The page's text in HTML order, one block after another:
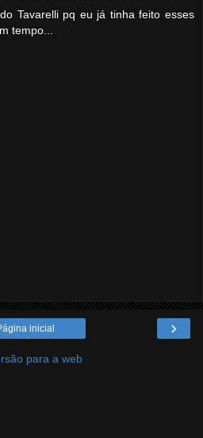
Tavarelli pq eu já tinha feito esses
tempo...
›
inicial
para a web